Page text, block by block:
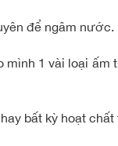
để ngâm
mình 1 vài loại
bất kỳ hoạt